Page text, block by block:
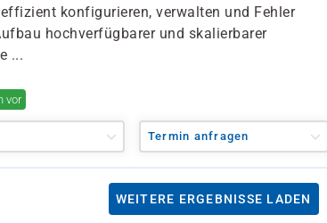
konfigurieren, verwalten und Fehler
hochverfügbarer und skalierbarer
...
vor
Termin anfragen
WEITERE ERGEBNISSE LADEN